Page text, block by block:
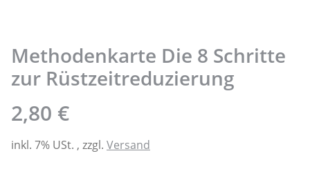
Methodenkarte Die 8 Schritte
zur Rüstzeitreduzierung
2,80 €
inkl. 7% USt. , zzgl. Versand